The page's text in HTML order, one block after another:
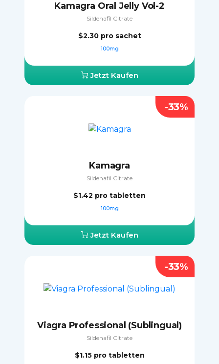
Kamagra Oral Jelly Vol-2
Sildenafil Citrate
$2.30 pro sachet
100mg
Jetzt Kaufen
Kamagra
Sildenafil Citrate
$1.42 pro tabletten
100mg
Jetzt Kaufen
-33%
Viagra Professional (Sublingual)
Sildenafil Citrate
$1.15 pro tabletten
-33%